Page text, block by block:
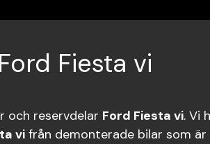
Fiesta vi
och reservdelar Ford Fiesta vi. Vi
vi från demonterade bilar som